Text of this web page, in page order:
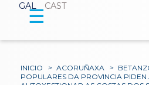
GAL CAST
☰
INICIO > ACORUÑAXA >
POPULARES DA PROVINCIA